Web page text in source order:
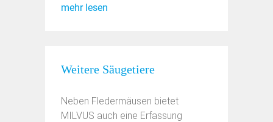
mehr lesen
Weitere Säugetiere
Neben Fledermäusen bietet
MILVUS auch eine Erfassung